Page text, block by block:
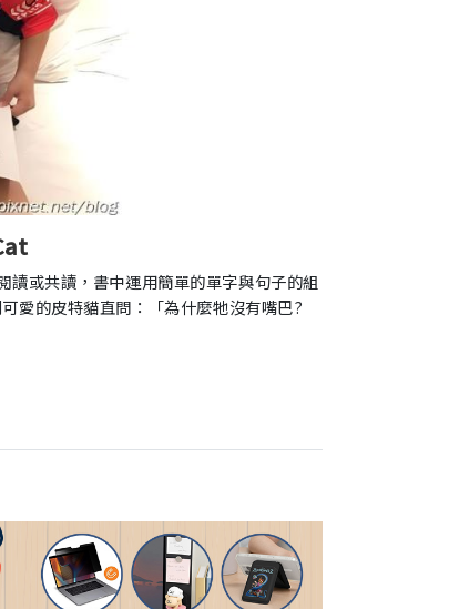
或共讀，書中運用簡單的單字與句子的組
愛的皮特貓直問：「為什麼牠沒有嘴巴?